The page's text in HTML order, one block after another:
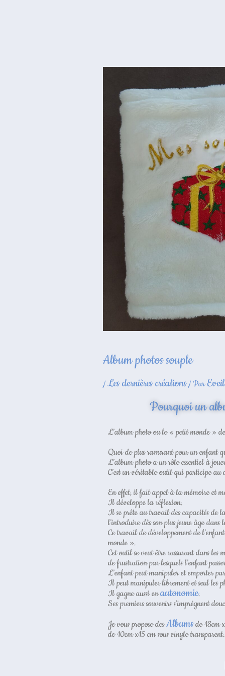
Album photos souple
/Les dernières créations/ Par
Pourquoi un
L’album photo ou le « petit monde »
Quoi de plus rassurant pour un enfant
L’album photo a un rôle essentiel à
C’est un véritable outil qui participe au
En effet, il fait appel à la mémoire et
Il développe la réflexion.
Il se prête au travail des capacités de
l’introduire dès son plus jeune âge
Ce travail de développement de
monde ».
Cet outil se veut être rassurant dans les
de frustration par lesquels l’enfant
L’enfant peut manipuler et emporter
Il peut manipuler librement et seul les
Il gagne aussi enautonomie.
Ses premiers souvenirs s’imprègnent
Je vous propose desAlbumsde 18cm
de 10cm x15 cm sous vinyle transparent.